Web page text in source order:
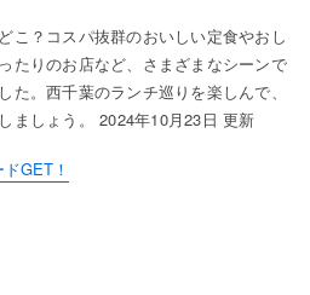
こ？コスパ抜群のおいしい定食やおし
たりのお店など、さまざまなシーンで
。西千葉のランチ巡りを楽しんで、
ましょう。 2024年10月23日 更新
GET！